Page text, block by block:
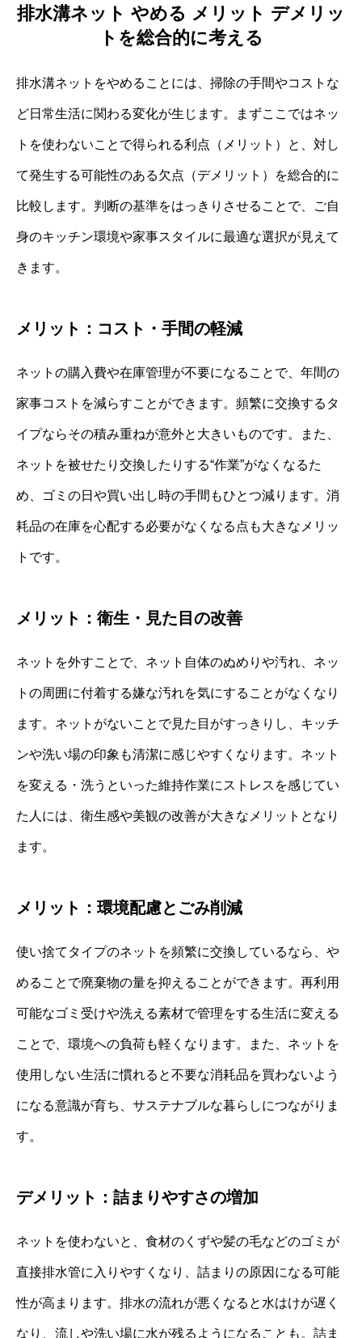
排水溝ネット やめる メリット デメリッ
トを総合的に考える
排水溝ネットをやめることには、掃除の手間やコストな
ど日常生活に関わる変化が生じます。まずここではネッ
トを使わないことで得られる利点（メリット）と、対し
て発生する可能性のある欠点（デメリット）を総合的に
比較します。判断の基準をはっきりさせることで、ご自
身のキッチン環境や家事スタイルに最適な選択が見えて
きます。
メリット：コスト・手間の軽減
ネットの購入費や在庫管理が不要になることで、年間の
家事コストを減らすことができます。頻繁に交換するタ
イプならその積み重ねが意外と大きいものです。また、
ネットを被せたり交換したりする“作業”がなくなるた
め、ゴミの日や買い出し時の手間もひとつ減ります。消
耗品の在庫を心配する必要がなくなる点も大きなメリッ
トです。
メリット：衛生・見た目の改善
ネットを外すことで、ネット自体のぬめりや汚れ、ネッ
トの周囲に付着する嫌な汚れを気にすることがなくなり
ます。ネットがないことで見た目がすっきりし、キッチ
ンや洗い場の印象も清潔に感じやすくなります。ネット
を変える・洗うといった維持作業にストレスを感じてい
た人には、衛生感や美観の改善が大きなメリットとなり
ます。
メリット：環境配慮とごみ削減
使い捨てタイプのネットを頻繁に交換しているなら、や
めることで廃棄物の量を抑えることができます。再利用
可能なゴミ受けや洗える素材で管理をする生活に変える
ことで、環境への負荷も軽くなります。また、ネットを
使用しない生活に慣れると不要な消耗品を買わないよう
になる意識が育ち、サステナブルな暮らしにつながりま
す。
デメリット：詰まりやすさの増加
ネットを使わないと、食材のくずや髪の毛などのゴミが
直接排水管に入りやすくなり、詰まりの原因になる可能
性が高まります。排水の流れが悪くなると水はけが遅く
なり、流しや洗い場に水が残るようになることも。詰ま